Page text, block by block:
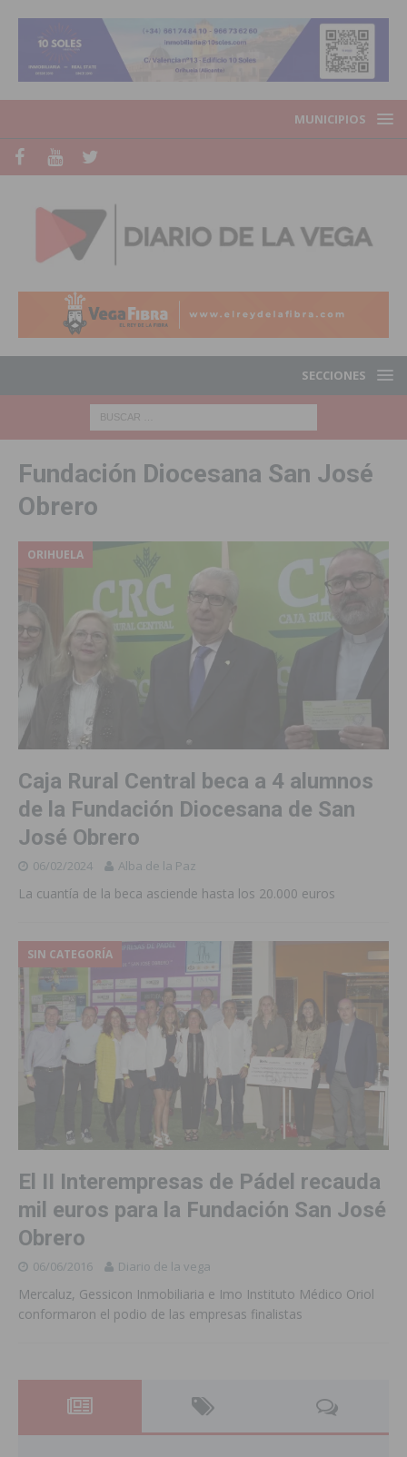
MUNICIPIOS
SECCIONES
Fundación Diocesana San José
Obrero
ORIHUELA
Caja Rural Central beca a 4 alumnos
de la Fundación Diocesana de San
José Obrero
06/02/2024 Alba de la Paz
La cuantía de la beca asciende hasta los 20.000 euros
SIN CATEGORÍA
El II Interempresas de Pádel recauda
mil euros para la Fundación San José
Obrero
06/06/2016 Diario de la vega
Mercaluz, Gessicon Inmobiliaria e Imo Instituto Médico Oriol
conformaron el podio de las empresas finalistas